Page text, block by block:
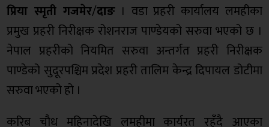
प्रिया स्मृती गजमेर/दाङ। वडा प्रहरी कार्यालय लमहीका
प्रमुख प्रहरी निरीक्षक रोशनराज पाण्डेयको सरुवा भएको छ ।
नेपाल प्रहरीको नियमित सरुवा अन्तर्गत प्रहरी निरीक्षक
पाण्डेको सुदूरपश्चिम प्रदेश प्रहरी तालिम केन्द्र दिपायल डोटीमा
सरुवा भएको हो ।
करिब चौध महिनादेखि लमहीमा कार्यरत रहँदै आएका